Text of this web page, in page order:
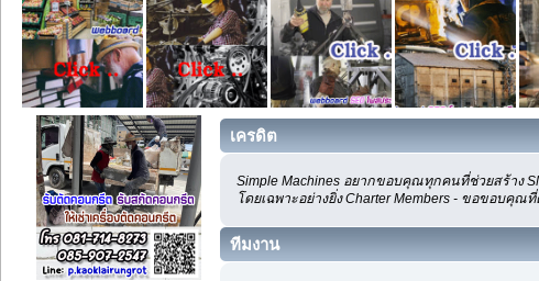
เครดิต
Simple Machines อยากขอบคุณทุกคนที่ช่วยสร้าง
โดยเฉพาะอย่างยิ่ง Charter Members - ขอขอบคุ
ทีมงาน